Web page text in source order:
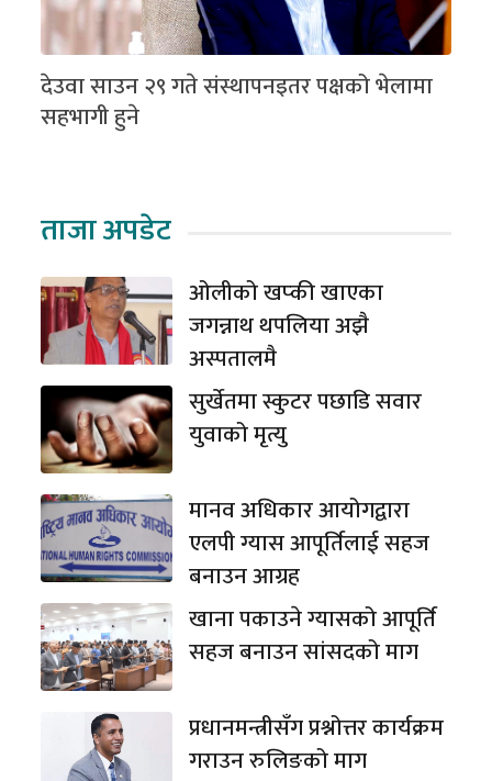
देउवा साउन २९ गते संस्थापनइतर पक्षको भेलामा
सहभागी हुने
ताजा अपडेट
ओलीको खप्की खाएका
जगन्नाथ थपलिया अझै
अस्पतालमै
सुर्खेतमा स्कुटर पछाडि सवार
युवाको मृत्यु
मानव अधिकार आयोगद्वारा
एलपी ग्यास आपूर्तिलाई सहज
बनाउन आग्रह
खाना पकाउने ग्यासको आपूर्ति
सहज बनाउन सांसदको माग
प्रधानमन्त्रीसँग प्रश्नोत्तर कार्यक्रम
गराउन रुलिङको माग